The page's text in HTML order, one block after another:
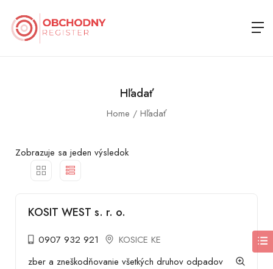
Hľadať
Home Hľadať
Zobrazuje sa jeden výsledok
KOSIT WEST s. r. o.
0907 932 921
KOSICE KE
zber a zneškodňovanie všetkých druhov odpadov